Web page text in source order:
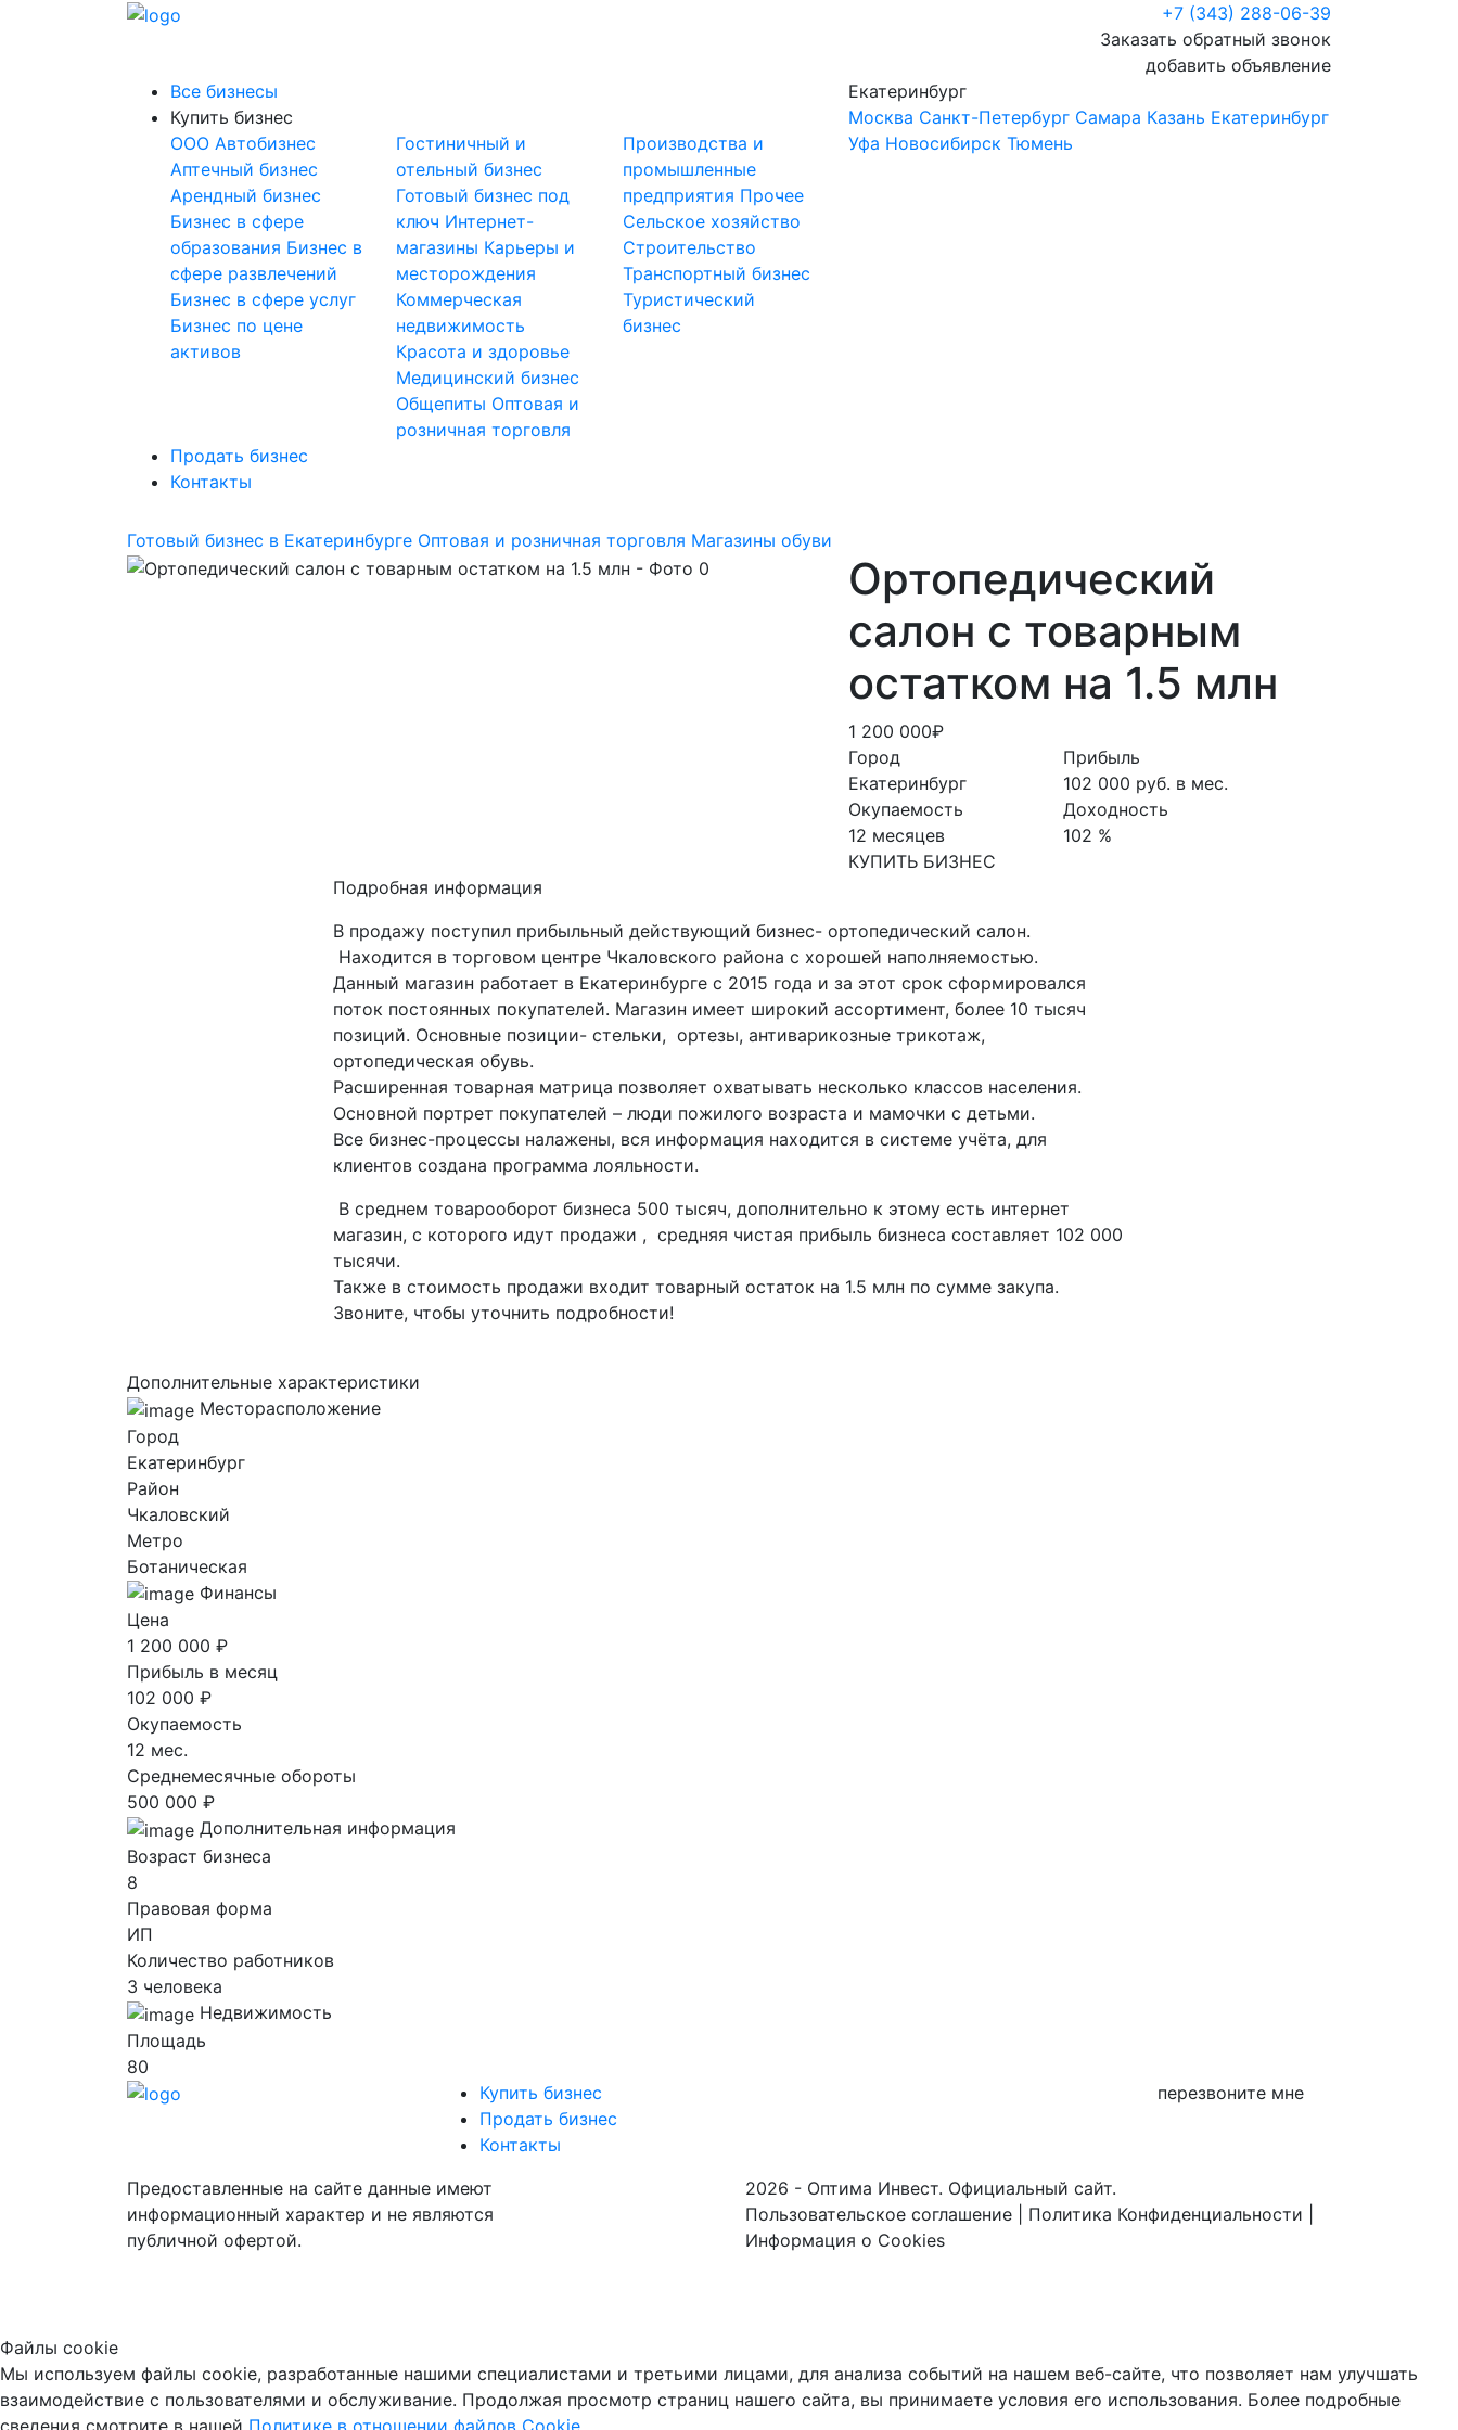
+7 (343) 288-06-39
Заказать обратный звонок
добавить объявление
Все бизнесы
Купить бизнес
OOO Автобизнес
Аптечный бизнес
Арендный бизнес
Бизнес в сфере
образования Бизнес в
сфере развлечений
Бизнес в сфере услуг
Бизнес по цене
активов
Гостиничный и
отельный бизнес
Готовый бизнес под
ключ Интернет-
магазины Карьеры и
месторождения
Коммерческая
недвижимость
Красота и здоровье
Медицинский бизнес
Общепиты Оптовая и
розничная торговля
Производства и
промышленные
предприятия Прочее
Сельское хозяйство
Строительство
Транспортный бизнес
Туристический
бизнес
Продать бизнес
Контакты
Екатеринбург
Москва Санкт-Петербург Самара Казань Екатеринбург
Уфа Новосибирск Тюмень
Готовый бизнес в Екатеринбурге Оптовая и розничная торговля Магазины обуви
Ортопедический
салон с товарным
остатком на 1.5 млн
1 200 000₽
Город
Екатеринбург
Окупаемость
12 месяцев
КУПИТЬ БИЗНЕС
Прибыль
102 000 руб. в мес.
Доходность
102 %
Подробная информация
В продажу поступил прибыльный действующий бизнес- ортопедический салон.
Находится в торговом центре Чкаловского района с хорошей наполняемостью.
Данный магазин работает в Екатеринбурге с 2015 года и за этот срок сформировался
поток постоянных покупателей. Магазин имеет широкий ассортимент, более 10 тысяч
позиций. Основные позиции- стельки, ортезы, антиварикозные трикотаж,
ортопедическая обувь.
Расширенная товарная матрица позволяет охватывать несколько классов населения.
Основной портрет покупателей – люди пожилого возраста и мамочки с детьми.
Все бизнес-процессы налажены, вся информация находится в системе учёта, для
клиентов создана программа лояльности.
В среднем товарооборот бизнеса 500 тысяч, дополнительно к этому есть интернет
магазин, с которого идут продажи , средняя чистая прибыль бизнеса составляет 102 000
тысячи.
Также в стоимость продажи входит товарный остаток на 1.5 млн по сумме закупа.
Звоните, чтобы уточнить подробности!
Дополнительные характеристики
Месторасположение
Город
Екатеринбург
Район
Чкаловский
Метро
Ботаническая
Финансы
Цена
1 200 000 ₽
Прибыль в месяц
102 000 ₽
Окупаемость
12 мес.
Среднемесячные обороты
500 000 ₽
Дополнительная информация
Возраст бизнеса
8
Правовая форма
ИП
Количество работников
3 человека
Недвижимость
Площадь
80
Купить бизнес
Продать бизнес
Контакты
перезвоните мне
Предоставленные на сайте данные имеют
информационный характер и не являются
публичной офертой.
2026 - Оптима Инвест. Официальный сайт.
Пользовательское соглашение
Политика Конфиденциальности
Информация о Cookies
Файлы cookie
Мы используем файлы cookie, разработанные нашими специалистами и третьими лицами, для анализа событий на нашем веб-сайте, что позволяет нам улучшать
взаимодействие с пользователями и обслуживание. Продолжая просмотр страниц нашего сайта, вы принимаете условия его использования. Более подробные
сведения смотрите в нашей Политике в отношении файлов Cookie.